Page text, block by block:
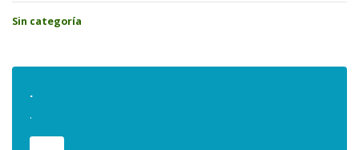
Sin categoría
.
.